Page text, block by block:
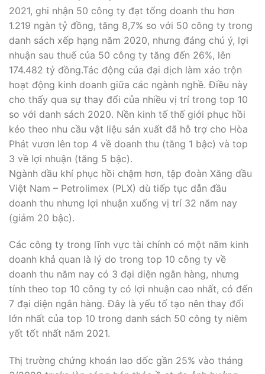
2021, ghi nhận 50 công ty đạt tổng doanh thu hơn
1.219 ngàn tỷ đồng, tăng 8,7% so với 50 công ty trong
danh sách xếp hạng năm 2020, nhưng đáng chú ý, lợi
nhuận sau thuế của 50 công ty tăng đến 26%, lên
174.482 tỷ đồng.Tác động của đại dịch làm xáo trộn
hoạt động kinh doanh giữa các ngành nghề. Điều này
cho thấy qua sự thay đổi của nhiều vị trí trong top 10
so với danh sách 2020. Nền kinh tế thế giới phục hồi
kéo theo nhu cầu vật liệu sản xuất đã hỗ trợ cho Hòa
Phát vươn lên top 4 về doanh thu (tăng 1 bậc) và top
3 về lợi nhuận (tăng 5 bậc).
Ngành dầu khí phục hồi chậm hơn, tập đoàn Xăng dầu
Việt Nam – Petrolimex (PLX) dù tiếp tục dẫn đầu
doanh thu nhưng lợi nhuận xuống vị trí 32 năm nay
(giảm 20 bậc).
Các công ty trong lĩnh vực tài chính có một năm kinh
doanh khả quan là lý do trong top 10 công ty về
doanh thu năm nay có 3 đại diện ngân hàng, nhưng
tính theo top 10 công ty có lợi nhuận cao nhất, có đến
7 đại diện ngân hàng. Đây là yếu tố tạo nên thay đổi
lớn nhất của top 10 trong danh sách 50 công ty niêm
yết tốt nhất năm 2021.
Thị trường chứng khoán lao dốc gần 25% vào tháng